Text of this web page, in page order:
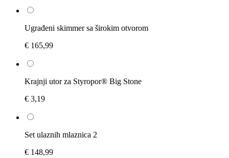
Ugrađeni skimmer sa širokim otvorom
€ 165,99
Krajnji utor za Styropor® Big Stone
€ 3,19
Set ulaznih mlaznica 2
€ 148,99